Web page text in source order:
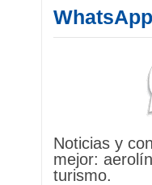
WhatsApp
Noticias y
mejor:
turismo.